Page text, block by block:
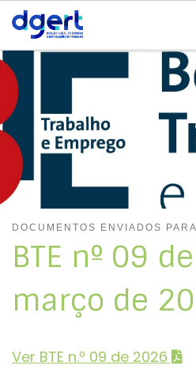
Skip to content
DOCUMENTOS ENVIADOS
BTE nº 09
março de
Ver BTE n.º 09 de 2026